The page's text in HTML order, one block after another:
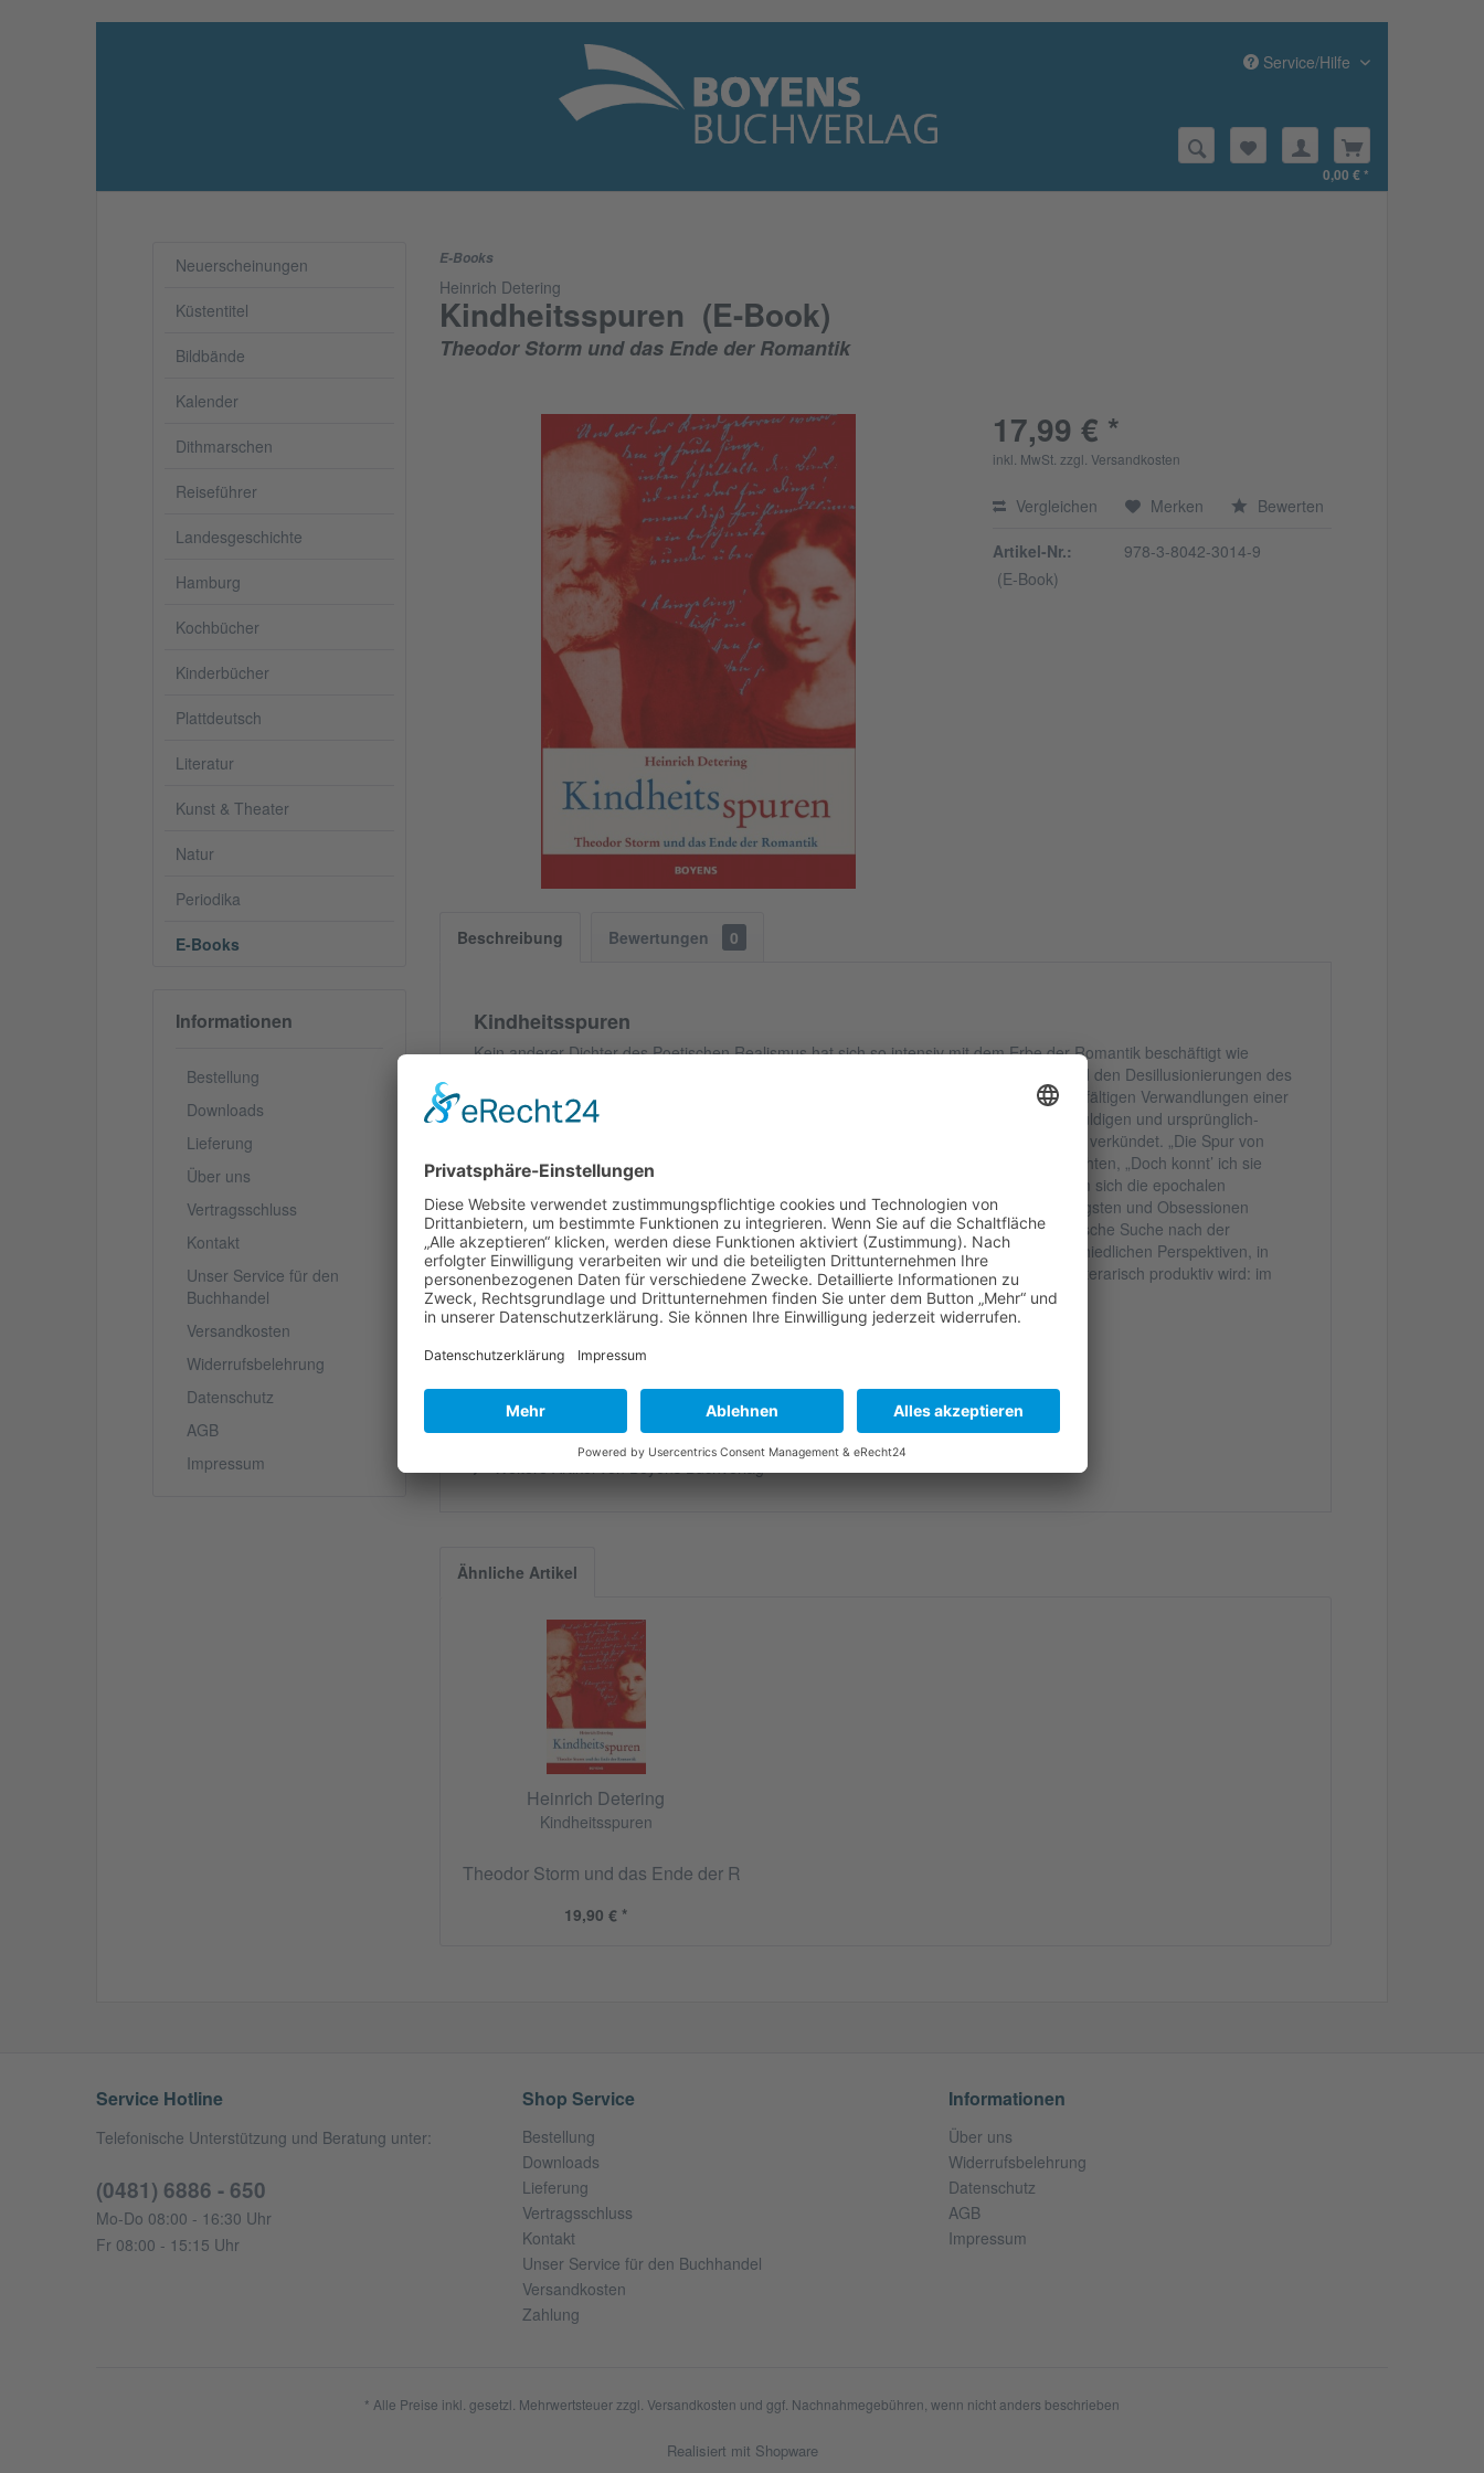
Service/Hilfe
0,00 € *
Neuerscheinungen
Küstentitel
Bildbände
Kalender
Dithmarschen
Reiseführer
Landesgeschichte
Hamburg
Kochbücher
Kinderbücher
Plattdeutsch
Literatur
Kunst & Theater
Natur
Periodika
E-Books
Informationen
Bestellung
Downloads
Lieferung
Über uns
Vertragsschluss
Kontakt
Unser Service für den
Buchhandel
Versandkosten
Widerrufsbelehrung
Datenschutz
AGB
Impressum
E-Books
Heinrich Detering
Kindheitsspuren (E-Book)
Theodor Storm und das Ende der Romantik
17,99 € *
inkl. MwSt. zzgl. Versandkosten
Vergleichen Merken Bewerten
Artikel-Nr.:
978-3-8042-3014-9
(E-Book)
Beschreibung Bewertungen 0
Kindheitsspuren
Kein anderer Dichter des Poetischen Realismus hat sich so intensiv mit dem Erbe der Romantik beschäftigt wie
Theodor Storm. Lebenslang hat er die Spannung zwischen ihren Sehnsuchtsbildern und den Desillusionierungen des
Realismus immer von neuem auszutragen versucht. Das geschieht vor allem in den vielfältigen Verwandlungen einer
zentralen romantischen Idee: der Verklärung des Kindes zum Ideal eines reinen, unschuldigen und ursprünglich-
paradiesischen Daseins. „Wo Kinder sind, da ist Goldenes Zeitalter“, hatte Novalis 1798 verkündet. „Die Spur von
meinen Kinderfüßen sucht’ ich“, heißt es in einem von Storms programmatischen Gedichten, „Doch konnt’ ich sie
nicht finden.“ Immer wieder kann man in Storms Werk diesem Leitbild begegnen, in dem sich die epochalen
Verwerfungen zwischen Romantik und Realismus mit sehr persönlichen Phantasien, Ängsten und Obsessionen
berühren. Von Beginn an begibt sich das Werk dieses großen Realisten auf die romantische Suche nach der
verlorenen Kindheit. In Heinrich Deterings faszinierender Studie geht es um die unterschiedlichen Perspektiven, in
denen diese Suche Storms Werk bestimmt, und um die Erschütterungen, in denen sie literarisch produktiv wird: im
Schreiben über Poetik und Psychologie, Politik und Religion, Autobiographie und Kunst.
Autor:
Heinrich Detering
Veröffentlichung:
Weiterführende Links zu "Kindheitsspuren"
Fragen zum Artikel?
Weitere Artikel von Boyens Buchverlag
Ähnliche Artikel
Heinrich Detering
Kindheitsspuren
Theodor Storm und das Ende der Romantik
19,90 € *
Service Hotline
Telefonische Unterstützung und Beratung unter:
(0481) 6886 - 650
Mo-Do 08:00 - 16:30 Uhr
Fr 08:00 - 15:15 Uhr
Shop Service
Bestellung
Downloads
Lieferung
Vertragsschluss
Kontakt
Unser Service für den Buchhandel
Versandkosten
Zahlung
Informationen
Über uns
Widerrufsbelehrung
Datenschutz
AGB
Impressum
* Alle Preise inkl. gesetzl. Mehrwertsteuer zzgl. Versandkosten und ggf. Nachnahmegebühren, wenn nicht anders beschrieben
Realisiert mit Shopware